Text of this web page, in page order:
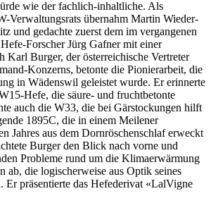
wie der fachlich-­inhaltliche. Als
Ver­waltungsrats übernahm Martin Wieder­­
und gedachte zuerst dem im vergangenen
Forscher Jürg Gafner mit einer
Karl Burger, der österreichische Vertreter
­Kon­zerns, betonte die Pionierarbeit, die
in Wä­dens­wil geleistet wurde. Er erinnerte
Hefe, die säure- und fruchtbetonte
auch die W33, die bei Gärstockungen hilft
1895C, die in einem Meilener
Jahres aus dem Dornröschenschlaf erweckt
Burger den Blick nach vorne und
Probleme rund um die Klimaerwärmung
ab, die logischerweise aus Optik seines
Er präsentierte das Hefederivat «LalVigne